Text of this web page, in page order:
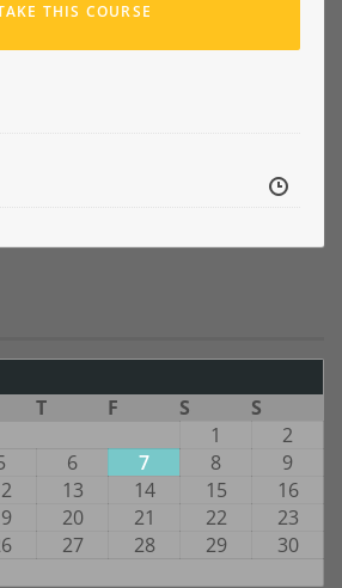
THIS COURSE
T F S
S
1
2
6 7 8
9
13 14 15
16
20 21 22
23
27 28 29
30